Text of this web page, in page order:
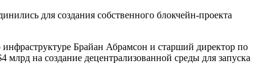
для создания собственного блокчейн-проекта
Брайан Абрамсон и старший директор по
на создание децентрализованной среды для запуска